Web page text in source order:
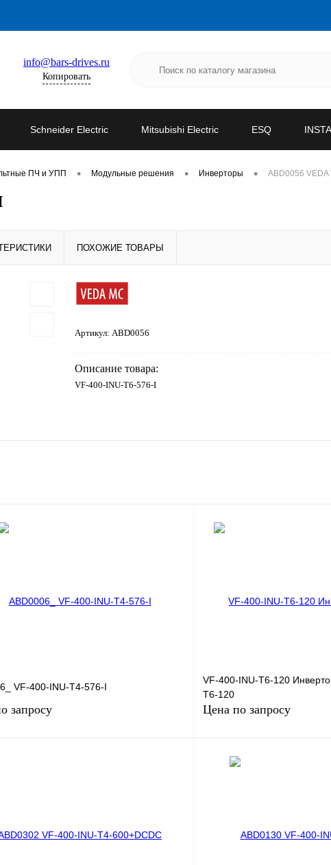
info@bars-drives.ru
Копировать
Schneider Electric Mitsubishi Electric ESQ
ПЧ и УПП • Модульные решения • Инверторы • ABD0056 VEDA
ПОХОЖИЕ ТОВАРЫ
Артикул: ABD0056
Описание товара:
VF-400-INU-T6-576-I
VF-400-INU-T4-576-I
запросу
VF-400-INU-T6-120
T6-120
Цена по запросу